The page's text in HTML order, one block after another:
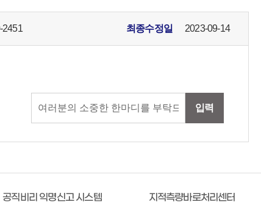
2451 최종수정일 2023-09-14
입력
공직비리 익명신고 시스템 지적측량바로처리센터